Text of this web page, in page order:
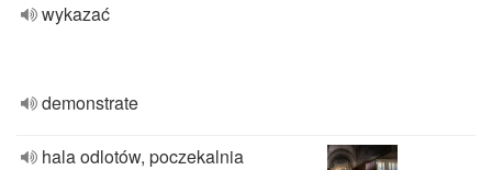
wykazać
demonstrate
hala odlotów, poczekalnia